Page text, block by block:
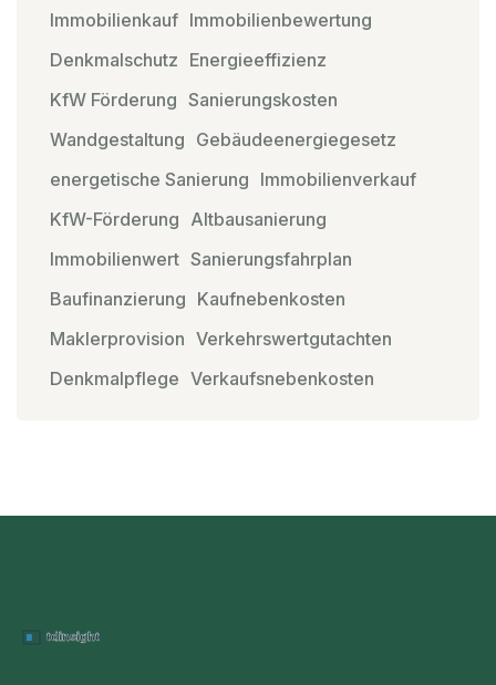
Immobilienkauf Immobilienbewertung
Denkmalschutz Energieeffizienz
KfW Förderung Sanierungskosten
Wandgestaltung Gebäudeenergiegesetz
energetische Sanierung Immobilienverkauf
KfW-Förderung Altbausanierung
Immobilienwert Sanierungsfahrplan
Baufinanzierung Kaufnebenkosten
Maklerprovision Verkehrswertgutachten
Denkmalpflege Verkaufsnebenkosten